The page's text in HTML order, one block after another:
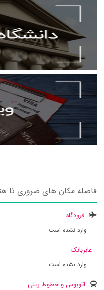
فاصله مکان های ضروری تا
فرودگاه
وارد نشده است
عابربانک
وارد نشده است
اتوبوس و خطوط ریلی